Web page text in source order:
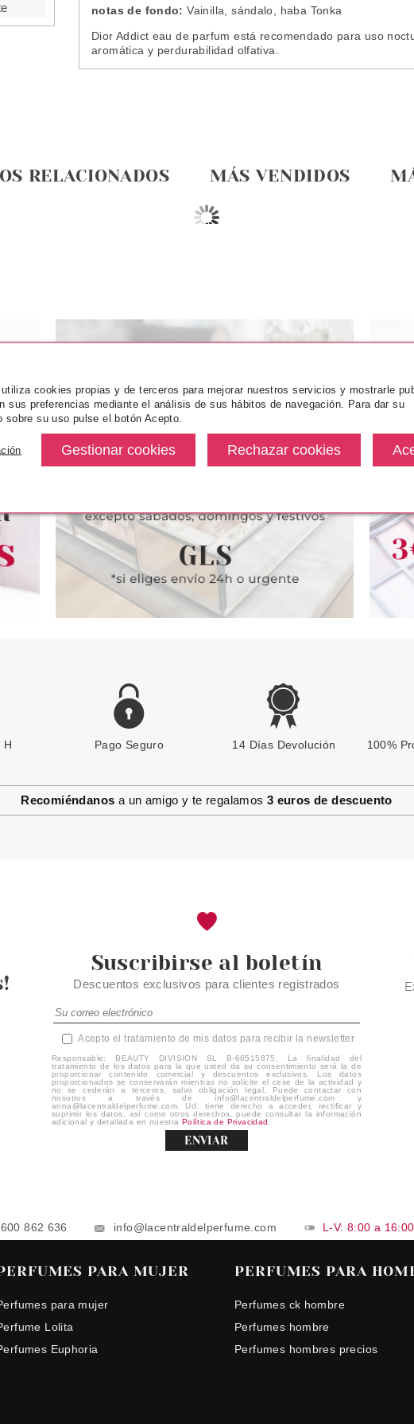
notas de fondo: Vainilla, sándalo, haba Tonka
Dior Addict eau de parfum está recomendado para uso
aromática y perdurabilidad olfativa.
RELACIONADOS MÁS VENDIDOS
DIOR
ROLLER-PEARL
20 ML
CHRISTIAN DIOR
CREMA DE MANOS 50 ML
EDT 100
CHRISTIAN DIOR
Pvr 46.50€ desde
H Pago Seguro 14 Días Devolución 100%
Recomiéndanos a un amigo y te regalamos 3 euros de descuento
Suscribirse al boletín
Descuentos exclusivos para clientes registrados
Acepto el tratamiento de mis datos para recibir la newsletter
Responsable: BEAUTY DIVISION SL B-66515875. La finalidad del
tratamiento de los datos para la que usted da su consentimiento será la de
proporcionar contenido comercial y descuentos exclusivos. Los datos
proporcionados se conservarán mientras no solicite el cese de la actividad y
no se cederán a terceros, salvo obligación legal. Puede contactar con
nosotros a través de info@lacentraldelperfume.com y
anna@lacentraldelperfume.com. Ud. tiene derecho a acceder, rectificar y
suprimir los datos, así como otros derechos, puede consultar la información
adicional y detallada en nuestra Política de Privacidad
ENVIAR
862 636 info@lacentraldelperfume.com L-V: 8:00 a 16:00
PARA MUJER
para mujer
Lolita
Euphoria
PERFUMES PARA
Perfumes ck hombre
Perfumes hombre
Perfumes hombres precios
cookies propias y de terceros para mejorar nuestros servicios y mostrarle
sus preferencias mediante el análisis de sus hábitos de navegación. Para dar su
sobre su uso pulse el botón Acepto.